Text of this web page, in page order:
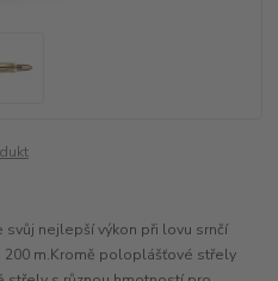
nejlepší výkon při lovu srnčí
200 m.Kromě poloplášťové střely